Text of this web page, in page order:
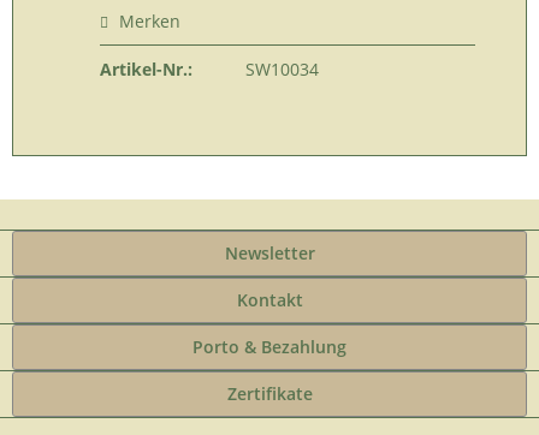
Merken
Artikel-Nr.: SW10034
Newsletter
Kontakt
Porto & Bezahlung
Zertifikate